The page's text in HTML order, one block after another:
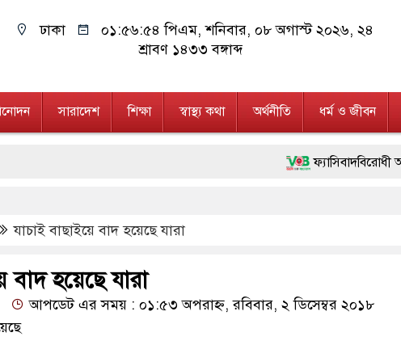
ঢাকা ০১:৫৬:৫৫ পিএম, শনিবার, ০৮ অগাস্ট ২০২৬, ২৪
শ্রাবণ ১৪৩৩ বঙ্গাব্দ
সারাদেশ শিক্ষা স্বাস্থ্য কথা অর্থনীতি ধর্ম ও জীবন
ফ্যাসিবাদবিরোধী আন্দোলনে
জনগণ পরিবর্তন চেয়েছে
২৮ লাখ টাকার জাল নোটসহ
নেতৃত্ব ও গণতন্ত্রের মূর্তমান
অবৈধ বিদেশি পিস্তল,
যাচাই বাছাইয়ে বাদ হয়েছে যারা
বাদ হয়েছে যারা
আপডেট এর সময় : ০১:৫৩ অপরাহ্ন, রবিবার, ২ ডিসেম্বর ২০১৮